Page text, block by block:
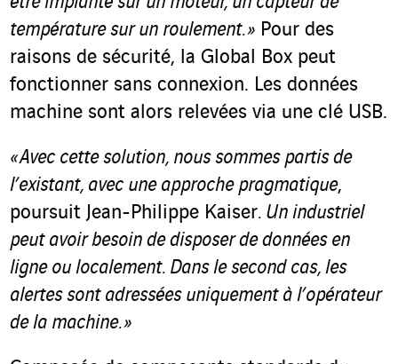
température sur un roulement. » Pour des
raisons de sécurité, la Global Box peut
fonctionner sans connexion. Les données
machine sont alors relevées via une clé USB.
« Avec cette solution, nous sommes partis de
l’existant, avec une approche pragmatique,
poursuit Jean-Philippe Kaiser. Un industriel
peut avoir besoin de disposer de données en
ligne ou localement. Dans le second cas, les
alertes sont adressées uniquement à l’opérateur
de la machine. »